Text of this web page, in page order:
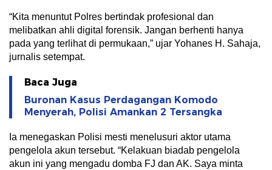
“Kita menuntut Polres bertindak profesional dan
melibatkan ahli digital forensik. Jangan berhenti hanya
pada yang terlihat di permukaan,” ujar Yohanes H. Sahaja,
jurnalis setempat.
Baca Juga
Buronan Kasus Perdagangan Komodo
Menyerah, Polisi Amankan 2 Tersangka
Ia menegaskan Polisi mesti menelusuri aktor utama
pengelola akun tersebut. “Kelakuan biadab pengelola
akun ini yang mengadu domba FJ dan AK. Saya minta